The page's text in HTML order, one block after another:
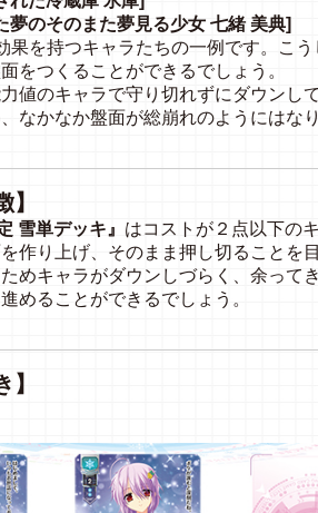
夢のそのまた夢見る少女 七緒 美典]
果を持つキャラたちの一例です。こ
をつくることができるでしょう。
値のキャラで守り切れずにダウンし
なかなか盤面が総崩れのようにはな
】
雪単デッキ』 はコストが２点以下の
作り上げ、そのまま押し切ることを
めキャラがダウンしづらく、余って
めることができるでしょう。
】